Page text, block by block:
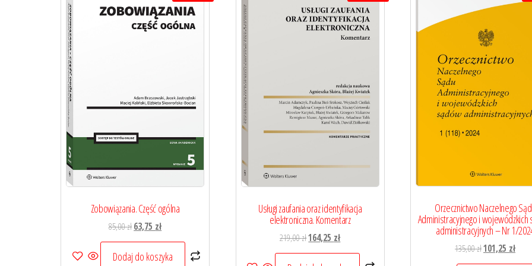
Zobowiązania. Część ogólna
85,00złPierwotna
cena
wynosiła:
63,75 złAktualna
cena
wynosi:
Dodaj do koszyka
Usługi zaufania oraz identyfikacja
elektroniczna. Komentarz
219,00złPierwotna
cena
164,25 złAktualna
cena
Orzecznictwo Naczelnego
Administracyjnego i wojewódzkich
administracyjnych – Nr 1/
135,00złPierwotna
cena
101,25 zł
cena